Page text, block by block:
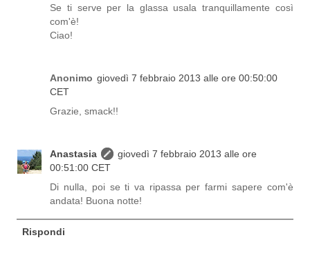
Se ti serve per la glassa usala tranquillamente così
com'è!
Ciao!
Anonimo giovedì 7 febbraio 2013 alle ore 00:50:00
CET
Grazie, smack!!
Anastasia
giovedì 7 febbraio 2013 alle ore
00:51:00 CET
Di nulla, poi se ti va ripassa per farmi sapere com'è
andata! Buona notte!
Rispondi